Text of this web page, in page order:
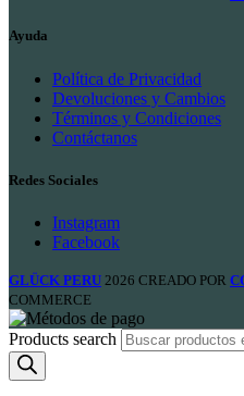
Ayuda
Política de Privacidad
Devoluciones y Cambios
Términos y Condiciones
Contáctanos
Redes Sociales
Instagram
Facebook
GLÜCK PERU 2026 CREADO POR
COMMERCE
Products search